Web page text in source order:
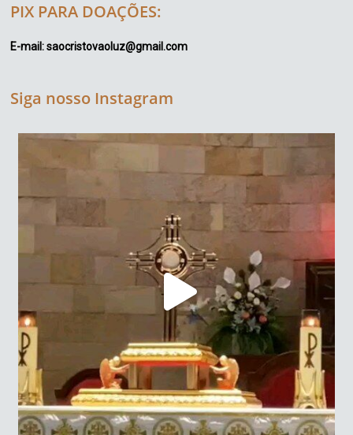
PIX PARA DOAÇÕES:
E-mail: saocristovaoluz@gmail.com
Siga nosso Instagram